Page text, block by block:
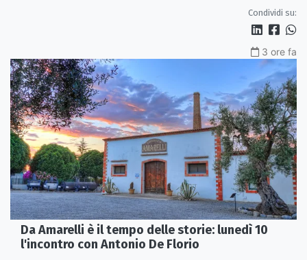
Condividi su:
3 ore fa
Da Amarelli è il tempo delle storie: lunedì 10
l'incontro con Antonio De Florio